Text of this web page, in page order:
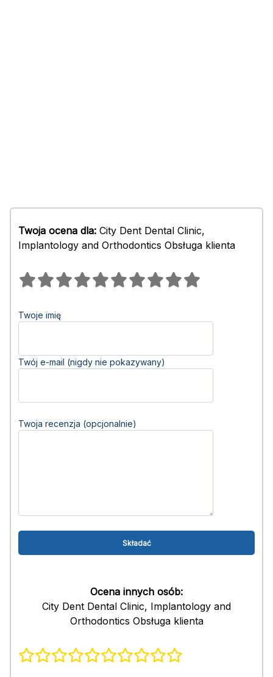
Twoja ocena dla: City Dent Dental Clinic,
Implantology and Orthodontics Obsługa klienta
Twoje imię
Twój e-mail (nigdy nie pokazywany)
Twoja recenzja (opcjonalnie)
Ocena innych osób:
City Dent Dental Clinic, Implantology and
Orthodontics Obsługa klienta